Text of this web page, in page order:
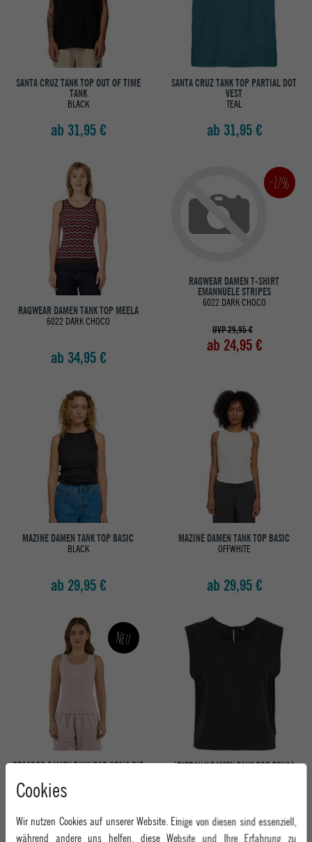
SANTA CRUZ TANK TOP OUT OF TIME
TANK
BLACK
ab 31,95 €
SANTA CRUZ TANK TOP PARTIAL DOT
VEST
TEAL
ab 31,95 €
RAGWEAR DAMEN TANK TOP MEELA
6022 DARK CHOCO
ab 34,95 €
-17%
RAGWEAR DAMEN T-SHIRT
EMANNUELE STRIPES
6022 DARK CHOCO
UVP 29,95 €
ab 24,95 €
MAZINE DAMEN TANK TOP BASIC
BLACK
ab 29,95 €
MAZINE DAMEN TANK TOP BASIC
OFFWHITE
ab 29,95 €
Neu
PEGADOR DAMEN TANK TOP CESIS RIB
ab 24,95 €
IRIEDAILY DAMEN TANK TOP TENCA
ab 39,95 €
Cookies
Wir nutzen Cookies auf unserer Website. Einige von diesen sind essenziell,
während andere uns helfen, diese Website und Ihre Erfahrung zu